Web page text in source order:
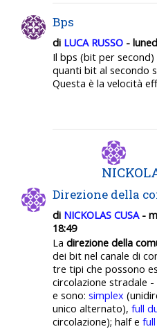
Bps
di LUCA RUSSO -
Il bps (bit per
quanti bit al secondo
Questa è la velocità
Direzione della
di NICKOLAS CUSA-
18:49
La direzione della
dei bit nel canale di
tre tipi che possono
circolazione stradale
e sono: simplex
unico alternato), full
circolazione); half e